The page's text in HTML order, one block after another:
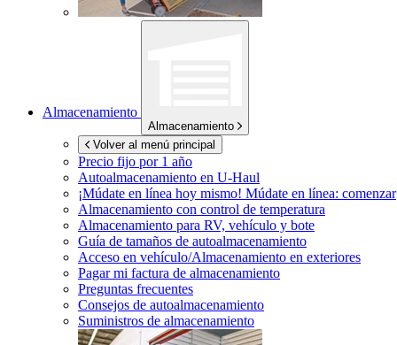
Almacenamiento
Almacenamiento
Volver al menú principal
Precio fijo por 1 año
Autoalmacenamiento en U-Haul
¡Múdate en línea hoy mismo! Múdate en línea: comenzar
Almacenamiento con control de temperatura
Almacenamiento para RV, vehículo y bote
Guía de tamaños de autoalmacenamiento
Acceso en vehículo/Almacenamiento en exteriores
Pagar mi factura de almacenamiento
Preguntas frecuentes
Consejos de autoalmacenamiento
Suministros de almacenamiento